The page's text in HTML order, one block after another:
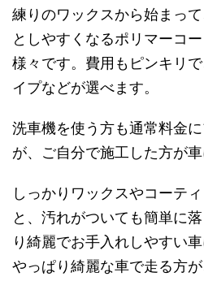
練りのワックスから始まっ
としやすくなるポリマーコ
様々です。費用もピンキリ
イプなどが選べます。
洗車機を使う方も通常料金
が、ご自分で施工した方が
しっかりワックスやコーテ
と、汚れがついても簡単に
り綺麗でお手入れしやすい車
やっぱり綺麗な車で走る方